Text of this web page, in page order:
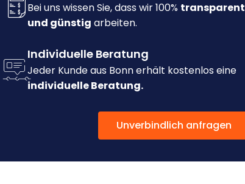
Bei uns wissen Sie, dass wir 100% transparent
und günstig arbeiten.
Individuelle Beratung
Jeder Kunde aus Bonn erhält kostenlos eine
individuelle Beratung.
Unverbindlich anfragen